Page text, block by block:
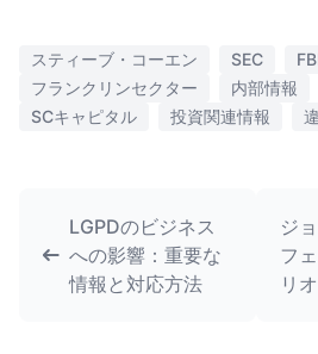
スティーブ・コーエン SEC
フランクリンセクター
内部情報
SCキャピタル
投資関連情報
LGPDのビジネス
への影響：重要な
情報と対応方法
ジ
フ
リ